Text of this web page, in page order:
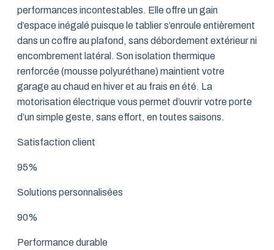
performances incontestables. Elle offre un gain
d’espace inégalé puisque le tablier s’enroule entièrement
dans un coffre au plafond, sans débordement extérieur ni
encombrement latéral. Son isolation thermique
renforcée (mousse polyuréthane) maintient votre
garage au chaud en hiver et au frais en été. La
motorisation électrique vous permet d’ouvrir votre porte
d’un simple geste, sans effort, en toutes saisons.
Satisfaction client
95%
Solutions personnalisées
90%
Performance durable